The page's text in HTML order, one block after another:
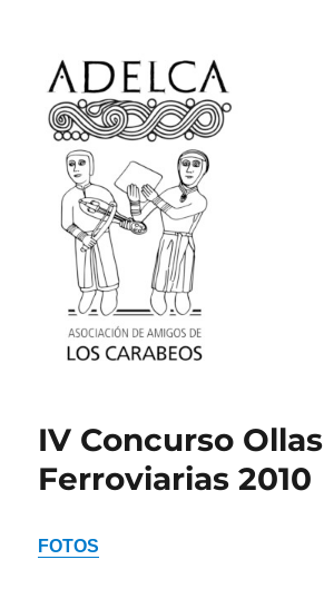
CARABEOS
IV Concurso Ollas
Ferroviarias 2010
FOTOS